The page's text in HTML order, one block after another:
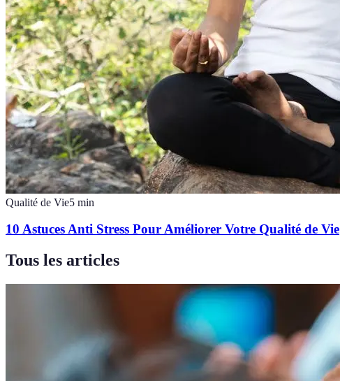
Qualité de Vie5 min
10 Astuces Anti Stress Pour Améliorer Votre Qualité de Vie
Tous les articles